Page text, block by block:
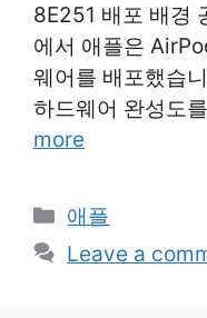
8E251 배포 배경
에서 애플은
웨어를 배포했습
하드웨어 완성도
more
Categories
애플
Leave a